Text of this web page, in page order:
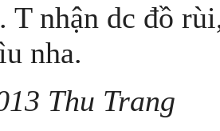
T nhận dc đồ
nha.
Thu Trang